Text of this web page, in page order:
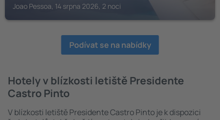
Joao Pessoa, 14 srpna 2026, 2 noci
Podívat se na nabídky
Hotely v blízkosti letiště Presidente
Castro Pinto
V blízkosti letiště Presidente Castro Pinto je k dispozici